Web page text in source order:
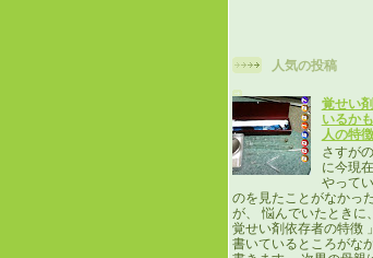
人気の投稿
覚せい
いるか
人の特徴
さすが
に今現
やって
のを見たことがなかっ
が、 悩んでいたときに
覚せい剤依存者の特徴
書いているところがな